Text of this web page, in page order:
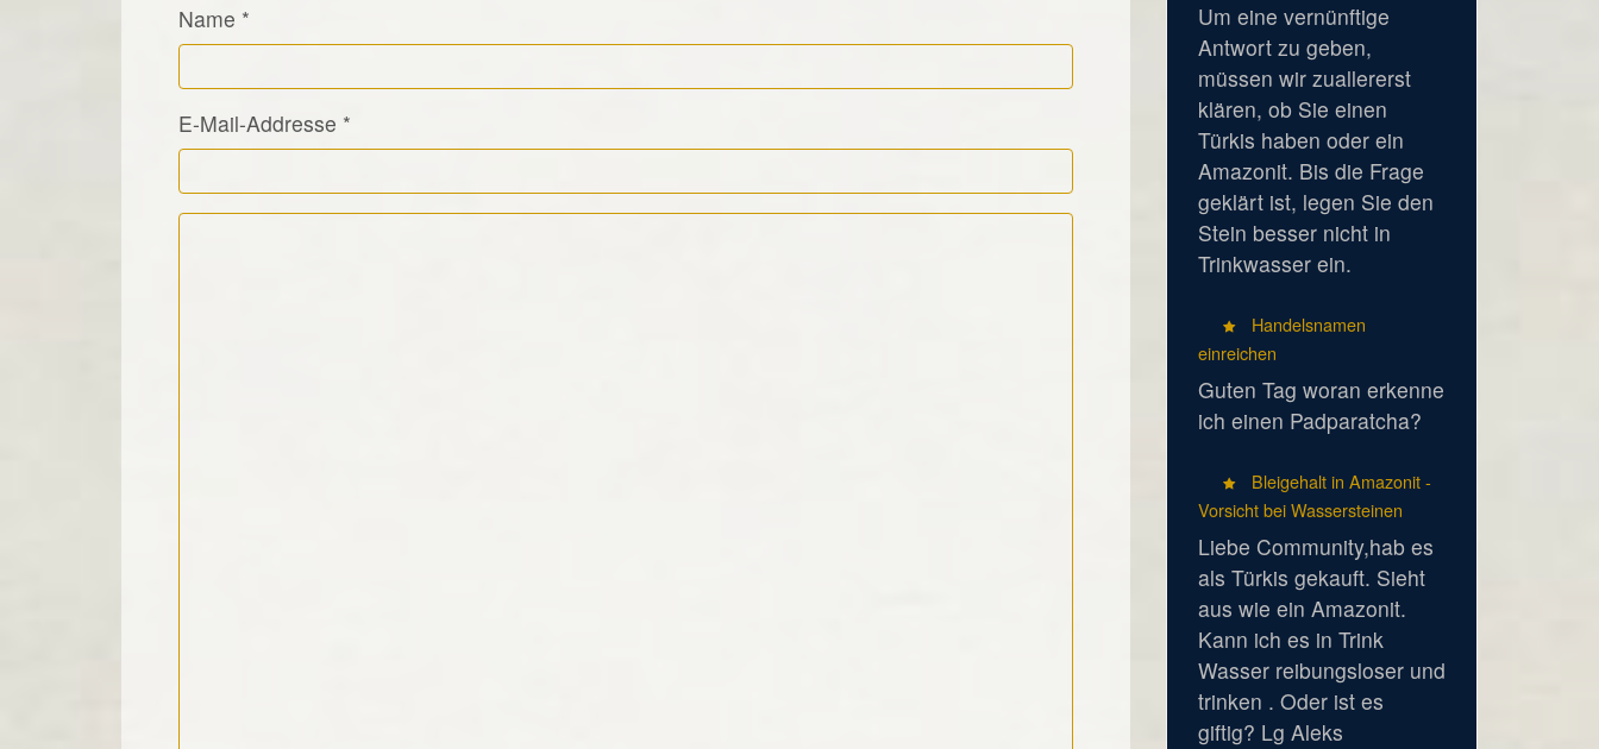
Name *
E-Mail-Addresse *
Kommentar Text
Um eine vernünftige
Antwort zu geben,
müssen wir zuallererst
klären, ob Sie einen
Türkis haben oder ein
Amazonit. Bis die Frage
geklärt ist, legen Sie den
Stein besser nicht in
Trinkwasser ein.
Handelsnamen
einreichen
Guten Tag woran erkenne
ich einen Padparatcha?
Bleigehalt in Amazonit -
Vorsicht bei Wassersteinen
Liebe Community,hab es
als Türkis gekauft. Sieht
aus wie ein Amazonit.
Kann ich es in Trink
Wasser reibungsloser und
trinken . Oder ist es
giftig? Lg Aleks